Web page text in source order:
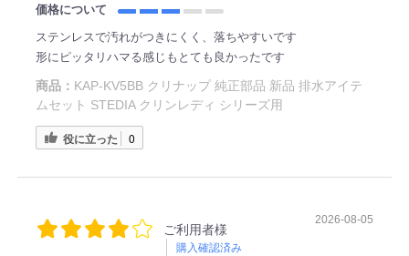
価格について
ステンレスで汚れがつきにくく、落ちやすいです
形にピッタリハマる感じもとても良かったです
商品： KAP-KV5BB クリナップ 純正部品 新品 排水アイテ
ムセット STEDIA クリンレディ シリーズ用
役に立った 0
ご利用者様
購入確認済み
2026-08-05